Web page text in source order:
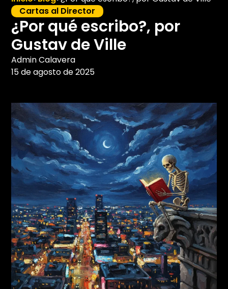
Cartas al Director
¿Por qué escribo?, por
Gustav de Ville
Admin Calavera
15 de agosto de 2025